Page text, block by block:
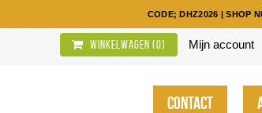
CODE; DHZ2026 |SHOP
Winkelwagen (0) Mijn account
Contact